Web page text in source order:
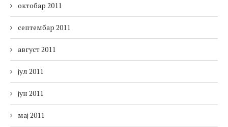
октобар 2011
септембар 2011
август 2011
јул 2011
јун 2011
мај 2011